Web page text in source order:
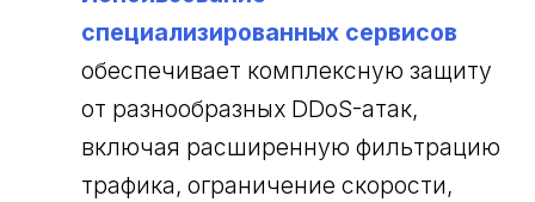
специализированных сервисов
обеспечивает комплексную защиту
от разнообразных DDoS-атак,
включая расширенную фильтрацию
трафика, ограничение скорости,